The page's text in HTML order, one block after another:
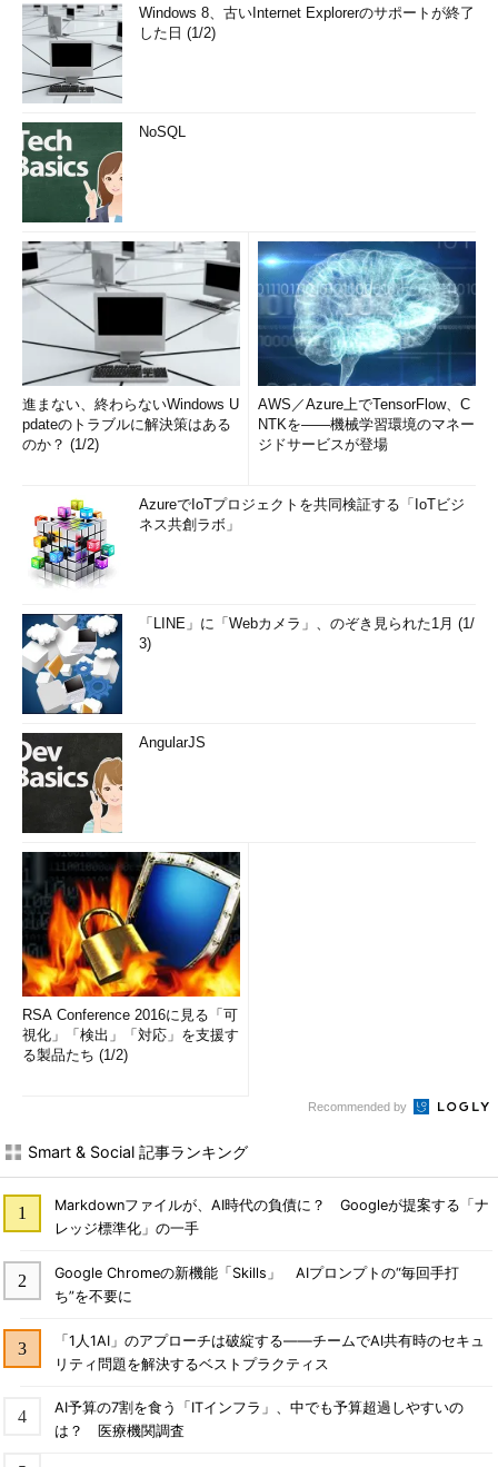
Windows 8、古いInternet Explorerのサポートが終了
した日 (1/2)
NoSQL
進まない、終わらないWindows U
pdateのトラブルに解決策はある
のか？ (1/2)
AWS／Azure上でTensorFlow、C
NTKを――機械学習環境のマネー
ジドサービスが登場
AzureでIoTプロジェクトを共同検証する「IoTビジ
ネス共創ラボ」
「LINE」に「Webカメラ」、のぞき見られた1月 (1/
3)
AngularJS
RSA Conference 2016に見る「可
視化」「検出」「対応」を支援す
る製品たち (1/2)
Recommended by
Smart & Social 記事ランキング
Markdownファイルが、AI時代の負債に？ Googleが提案する「ナ
レッジ標準化」の一手
Google Chromeの新機能「Skills」 AIプロンプトの“毎回手打
ち”を不要に
「1人1AI」のアプローチは破綻する――チームでAI共有時のセキュ
リティ問題を解決するベストプラクティス
AI予算の7割を食う「ITインフラ」、中でも予算超過しやすいの
は？ 医療機関調査